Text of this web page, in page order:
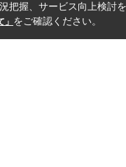
把握、サービス向上検討
をご確認ください。